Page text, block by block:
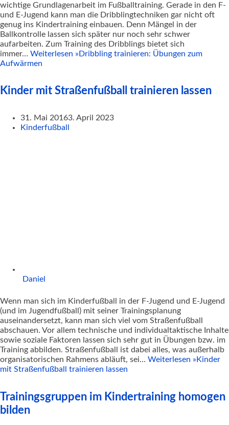
wichtige Grundlagenarbeit im Fußballtraining. Gerade in den F-
und E-Jugend kann man die Dribblingtechniken gar nicht oft
genug ins Kindertraining einbauen. Denn Mängel in der
Ballkontrolle lassen sich später nur noch sehr schwer
aufarbeiten. Zum Training des Dribblings bietet sich
immer… Weiterlesen » Dribbling trainieren: Übungen zum
Aufwärmen
Kinder mit Straßenfußball trainieren lassen
31. Mai 20163. April 2023
Kinderfußball
Daniel
Wenn man sich im Kinderfußball in der F-Jugend und E-Jugend
(und im Jugendfußball) mit seiner Trainingsplanung
auseinandersetzt, kann man sich viel vom Straßenfußball
abschauen. Vor allem technische und individualtaktische Inhalte
sowie soziale Faktoren lassen sich sehr gut in Übungen bzw. im
Training abbilden. Straßenfußball ist dabei alles, was außerhalb
organisatorischen Rahmens abläuft, sei… Weiterlesen » Kinder
mit Straßenfußball trainieren lassen
Trainingsgruppen im Kindertraining homogen
bilden